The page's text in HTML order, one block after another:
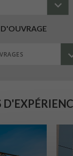
D'OUVRAGE